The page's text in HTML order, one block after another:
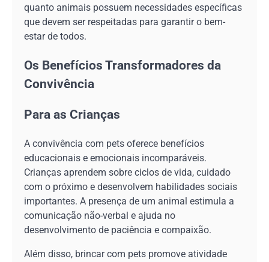
quanto animais possuem necessidades específicas
que devem ser respeitadas para garantir o bem-
estar de todos.
Os Benefícios Transformadores da
Convivência
Para as Crianças
A convivência com pets oferece benefícios
educacionais e emocionais incomparáveis.
Crianças aprendem sobre ciclos de vida, cuidado
com o próximo e desenvolvem habilidades sociais
importantes. A presença de um animal estimula a
comunicação não-verbal e ajuda no
desenvolvimento de paciência e compaixão.
Além disso, brincar com pets promove atividade